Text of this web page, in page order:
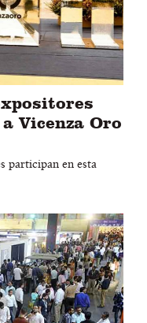
Vicenza Oro
participan en esta